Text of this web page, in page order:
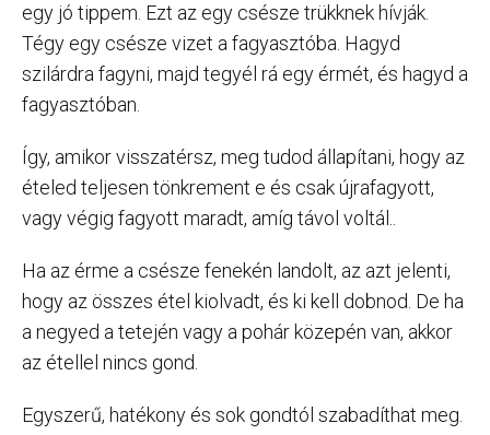
egy jó tippem. Ezt az egy csésze trükknek hívják.
Tégy egy csésze vizet a fagyasztóba. Hagyd
szilárdra fagyni, majd tegyél rá egy érmét, és hagyd a
fagyasztóban.
Így, amikor visszatérsz, meg tudod állapítani, hogy az
ételed teljesen tönkrement e és csak újrafagyott,
vagy végig fagyott maradt, amíg távol voltál..
Ha az érme a csésze fenekén landolt, az azt jelenti,
hogy az összes étel kiolvadt, és ki kell dobnod. De ha
a negyed a tetején vagy a pohár közepén van, akkor
az étellel nincs gond.
Egyszerű, hatékony és sok gondtól szabadíthat meg.